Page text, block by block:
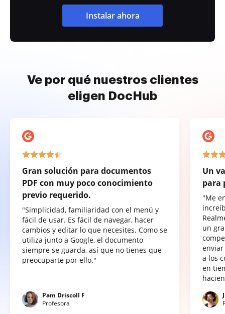
Instalar ahora
Ve por qué nuestros clientes
eligen DocHub
Gran solución para documentos
PDF con muy poco conocimiento
previo requerido.
"Simplicidad, familiaridad con el menú y
fácil de usar. Es fácil de navegar, hacer
cambios y editar lo que necesites. Como se
utiliza junto a Google, el documento
siempre se guarda, así que no tienes que
preocuparte por ello."
Pam Driscoll F
Profesora
Un
para
"Me
un
a los
en